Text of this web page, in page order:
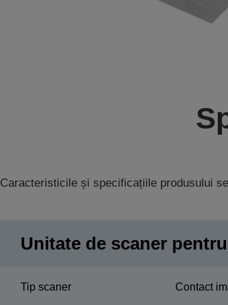
Caracteristicile și specificațiile produsului
Unitate de scaner
Tip scaner Contact